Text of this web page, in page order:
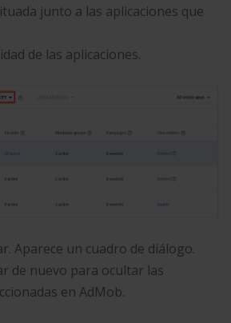
junto a las aplicaciones que
de las aplicaciones.
Aparece un cuadro de diálogo.
de nuevo para ocultar las
en AdMob.